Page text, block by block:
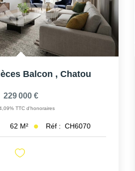
Balcon , Chatou
229 000 €
TTC d'honoraires
62 M² Réf : CH6070